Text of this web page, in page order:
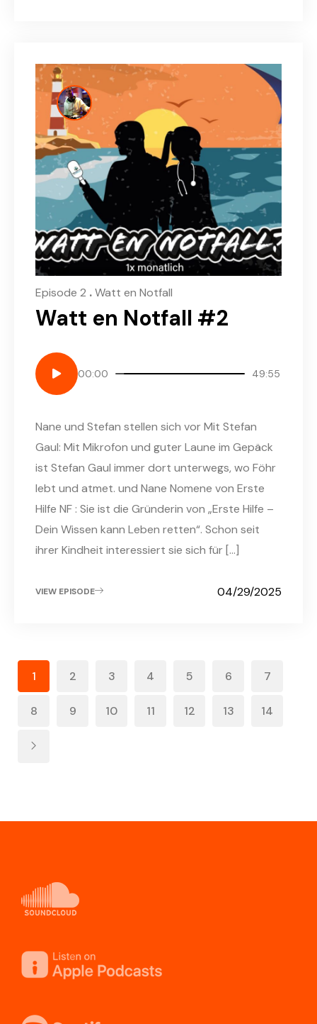
Episode 2 .Watt en Notfall
Watt en Notfall #2
00:00 49:55
Nane und Stefan stellen sich vor​ Mit Stefan
Gaul: Mit Mikrofon und guter Laune im Gepäck
ist Stefan Gaul immer dort unterwegs, wo Föhr
lebt und atmet. und Nane Nomene von Erste
Hilfe NF : Sie ist die Gründerin von „Erste Hilfe –
Dein Wissen kann Leben retten“. Schon seit
ihrer Kindheit interessiert sie sich für […]
VIEW EPISODE 04/29/2025
1 2 3 4 5 6 7
8 9 10 11 12 13 14